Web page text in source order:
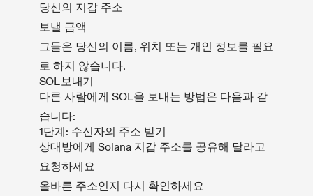
당신의 지갑 주소
보낼 금액
그들은 당신의 이름, 위치 또는 개인 정보를 필요
로 하지 않습니다.
SOL 보내기
다른 사람에게 SOL을 보내는 방법은 다음과 같
습니다:
1단계: 수신자의 주소 받기
상대방에게 Solana 지갑 주소를 공유해 달라고
요청하세요
올바른 주소인지 다시 확인하세요